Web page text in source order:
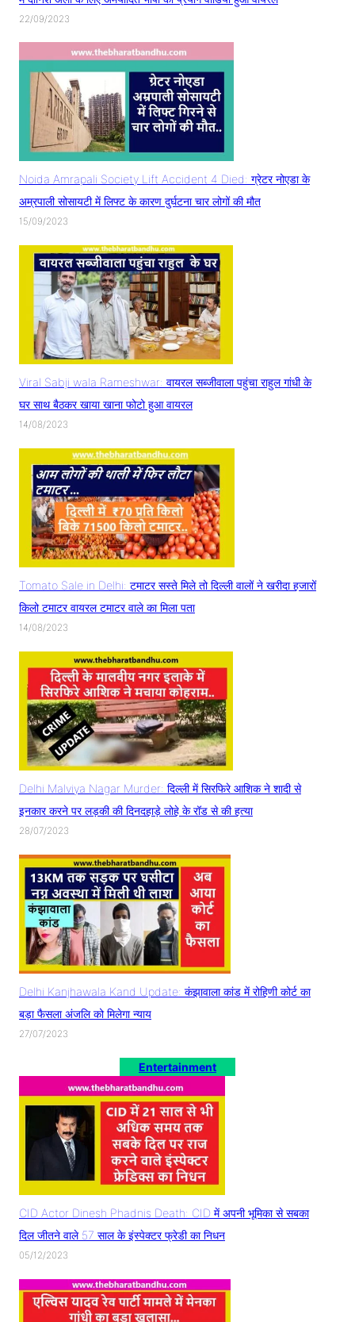
22/09/2023
Noida Amrapali Society Lift Accident 4 Died: ग्रेटर नोएडा के
अम्रपाली सोसायटी में लिफ्ट के कारण दुर्घटना चार लोगों की मौत
15/09/2023
Viral Sabji wala Rameshwar: वायरल सब्जीवाला पहुंचा राहुल गांधी के
घर साथ बैठकर खाया खाना फोटो हुआ वायरल
14/08/2023
Tomato Sale in Delhi: टमाटर सस्ते मिले तो दिल्ली वालों ने खरीदा हजारों
किलो टमाटर वायरल टमाटर वाले का मिला पता
14/08/2023
Delhi Malviya Nagar Murder: दिल्ली में सिरफिरे आशिक ने शादी से
इनकार करने पर लड़की की दिनदहाड़े लोहे के रॉड से की हत्या
28/07/2023
Delhi Kanjhawala Kand Update: कंझावाला कांड में रोहिणी कोर्ट का
बड़ा फैसला अंजलि को मिलेगा न्याय
27/07/2023
Entertainment
CID Actor Dinesh Phadnis Death: CID में अपनी भूमिका से सबका
दिल जीतने वाले 57 साल के इंस्पेक्टर फ्रेडी का निधन
05/12/2023